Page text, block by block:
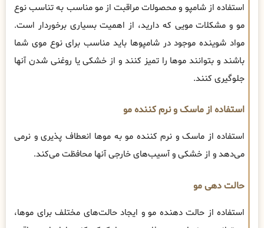
استفاده از شامپو و محصولات مراقبت از مو مناسب به تناسب نوع
مو و مشکلات مویی که دارید، از اهمیت بسیاری برخوردار است.
مواد شوینده موجود در شامپوها باید مناسب برای نوع موی شما
باشند و بتوانند موها را تمیز کنند و از خشکی یا روغنی شدن آنها
جلوگیری کنند.
استفاده از ماسک و نرم کننده مو
استفاده از ماسک و نرم کننده مو به موها انعطاف پذیری و نرمی
می‌دهد و از خشکی و آسیب‌های خارجی آنها محافظت می‌کند.
حالت دهی مو
استفاده از حالت دهنده مو و ایجاد حالت‌های مختلف برای موها،